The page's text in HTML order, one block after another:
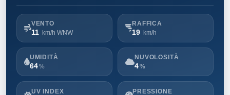
VENTO
11 km/h WNW
RAFFICA
19 km/h
UMIDITÀ
64 %
NUVOLOSITÀ
4%
UV INDEX PRESSIONE